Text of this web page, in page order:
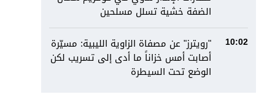
الضفة خشية تسلل مسلحين
10:02
"رويترز" عن مصفاة الزاوية الليبية: مسيّرة
أصابت أمس خزاناً ما أدى إلى تسريب لكن
الوضع تحت السيطرة